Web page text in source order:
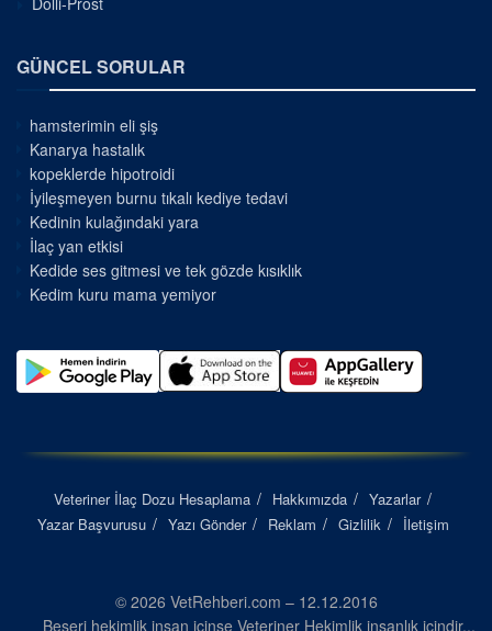
GÜNCEL SORULAR
hamsterimin eli şiş
Kanarya hastalık
kopeklerde hipotroidi
İyileşmeyen burnu tıkalı kediye tedavi
Kedinin kulağındaki yara
İlaç yan etkisi
Kedide ses gitmesi ve tek gözde kısıklık
Kedim kuru mama yemiyor
Veteriner İlaç Dozu Hesaplama Hakkımızda
Yazarlar
Yazar Başvurusu
Yazı Gönder Reklam Gizlilik İletişim
© 2026 VetRehberi.com – 12.12.2016
Beşeri hekimlik insan içinse Veteriner Hekimlik insanlık içindir...